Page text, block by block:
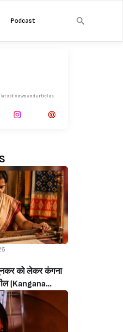
Podcast
news and articles.
को लेकर कंगना
(Kangana
Appeal
On National